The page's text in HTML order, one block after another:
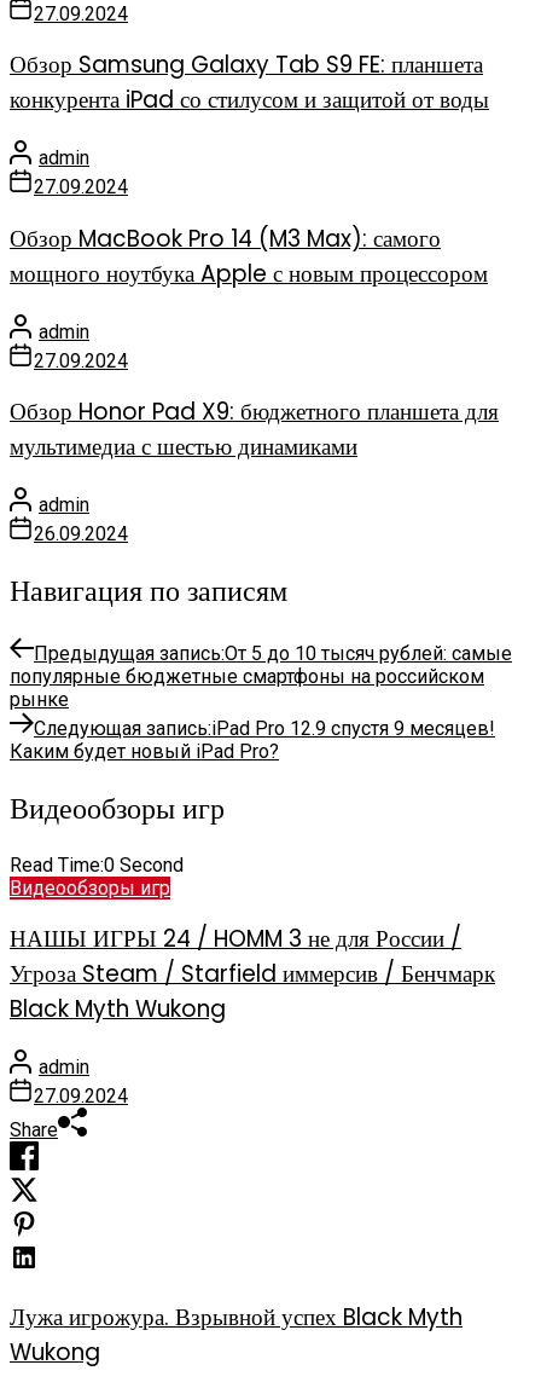
27.09.2024
Обзор Samsung Galaxy Tab S9 FE: планшета
конкурента iPad со стилусом и защитой от воды
admin
27.09.2024
Обзор MacBook Pro 14 (M3 Max): самого
мощного ноутбука Apple с новым процессором
admin
27.09.2024
Обзор Honor Pad X9: бюджетного планшета для
мультимедиа с шестью динамиками
admin
26.09.2024
Навигация по записям
Предыдущая запись:От 5 до 10 тысяч рублей: самые
популярные бюджетные смартфоны на российском
рынке
Следующая запись:iPad Pro 12.9 спустя 9 месяцев!
Каким будет новый iPad Pro?
Видеообзоры игр
Read Time:0 Second
Видеообзоры игр
НАШЫ ИГРЫ 24 / HOMM 3 не для России /
Угроза Steam / Starfield иммерсив / Бенчмарк
Black Myth Wukong
admin
27.09.2024
Share
Лужа игрожура. Взрывной успех Black Myth
Wukong